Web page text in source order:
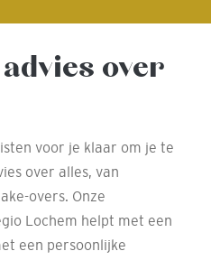
over
voor je klaar om je te
over alles, van
overs. Onze
Lochem helpt met een
een persoonlijke